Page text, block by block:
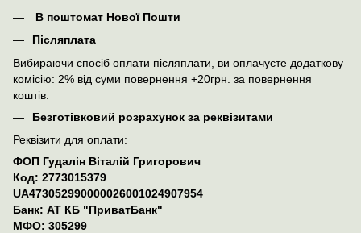
В поштомат Нової Пошти
Післяплата
Вибираючи спосіб оплати післяплати, ви оплачуєте додаткову
комісію: 2% від суми повернення +20грн. за повернення
коштів.
Безготівковий розрахунок за реквізитами
Реквізити для оплати:
ФОП Гудалін Віталій Григорович
Код: 2773015379
UA473052990000026001024907954
Банк: АТ КБ "ПриватБанк"
МФО: 305299